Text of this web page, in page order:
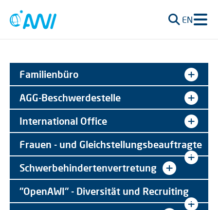
EN
Familienbüro
AGG-Beschwerdestelle
International Office
Frauen - und Gleichstellungsbeauftragte
Schwerbehindertenvertretung
"OpenAWI" - Diversität und Recruiting